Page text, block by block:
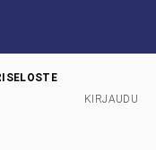
KIRJAUDU